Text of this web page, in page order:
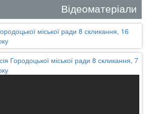
Відеоматеріали
міської ради 8 скликання, 16
Городоцької міської ради 8 скликання, 7